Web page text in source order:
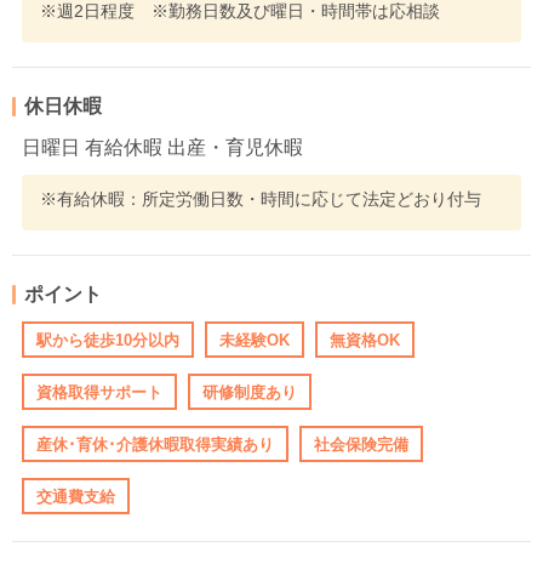
※週2日程度 ※勤務日数及び曜日・時間帯は応相談
休日休暇
日曜日 有給休暇 出産・育児休暇
※有給休暇：所定労働日数・時間に応じて法定どおり付与
ポイント
駅から徒歩10分以内 未経験OK 無資格OK
資格取得サポート 研修制度あり
産休･育休･介護休暇取得実績あり 社会保険完備
交通費支給